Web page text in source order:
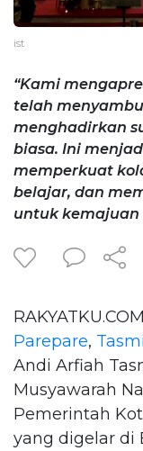
ist
“Kami
telah
menghadirkan
biasa. Ini
memperkuat
belajar, dan
untuk kemajuan
Parepare,
Andi Arfiah
Musyawarah
Pemerintah
yang digelar di